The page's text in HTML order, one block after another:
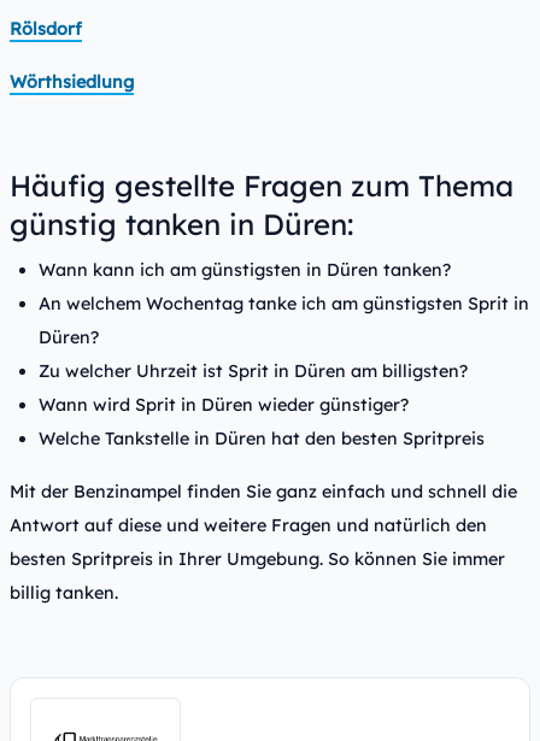
Rölsdorf
Wörthsiedlung
Häufig gestellte Fragen zum Thema
günstig tanken in Düren:
Wann kann ich am günstigsten in Düren tanken?
An welchem Wochentag tanke ich am günstigsten Sprit in
Düren?
Zu welcher Uhrzeit ist Sprit in Düren am billigsten?
Wann wird Sprit in Düren wieder günstiger?
Welche Tankstelle in Düren hat den besten Spritpreis
Mit der Benzinampel finden Sie ganz einfach und schnell die
Antwort auf diese und weitere Fragen und natürlich den
besten Spritpreis in Ihrer Umgebung. So können Sie immer
billig tanken.